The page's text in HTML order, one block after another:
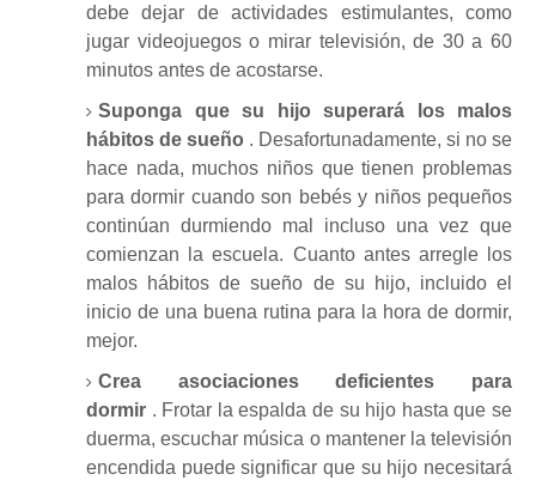
debe dejar de actividades estimulantes, como
jugar videojuegos o mirar televisión, de 30 a 60
minutos antes de acostarse.
Suponga que su hijo superará los malos
hábitos de sueño . Desafortunadamente, si no se
hace nada, muchos niños que tienen problemas
para dormir cuando son bebés y niños pequeños
continúan durmiendo mal incluso una vez que
comienzan la escuela. Cuanto antes arregle los
malos hábitos de sueño de su hijo, incluido el
inicio de una buena rutina para la hora de dormir,
mejor.
Crea asociaciones deficientes para
dormir . Frotar la espalda de su hijo hasta que se
duerma, escuchar música o mantener la televisión
encendida puede significar que su hijo necesitará